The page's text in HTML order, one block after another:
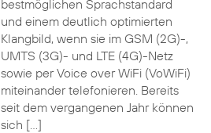
bestmöglichen Sprachstandard
und einem deutlich optimierten
Klangbild, wenn sie im GSM (2G)-,
UMTS (3G)- und LTE (4G)-Netz
sowie per Voice over WiFi (VoWiFi)
miteinander telefonieren. Bereits
seit dem vergangenen Jahr können
sich […]